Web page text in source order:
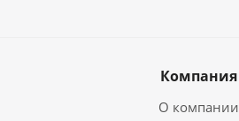
Компания
О компании